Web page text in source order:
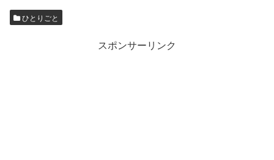
ひとりごと
スポンサーリンク